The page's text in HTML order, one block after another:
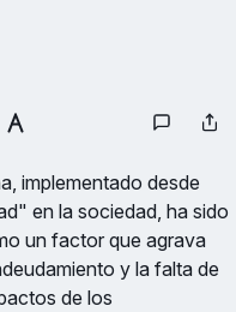
implementado desde
en la sociedad, ha sido
un factor que agrava
y la falta de
de los